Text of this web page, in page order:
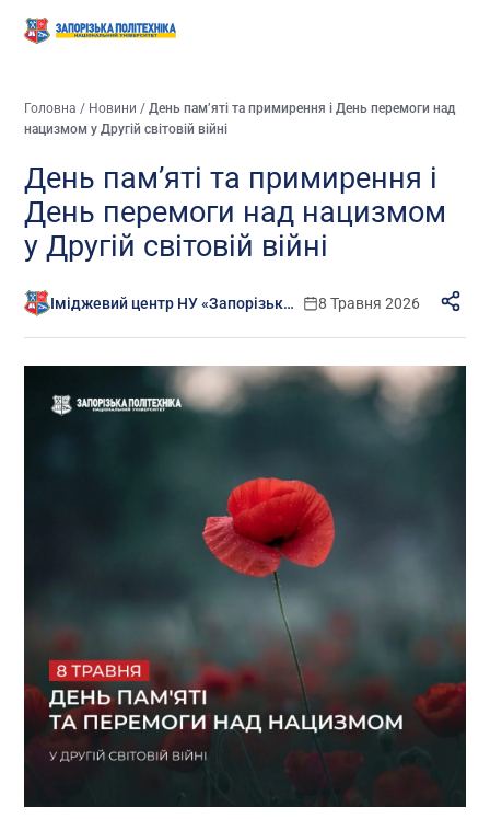
Головна / Новини /День пам’яті та примирення і День перемоги над
нацизмом у Другій світовій війні
День пам’яті та примирення і
День перемоги над нацизмом
у Другій світовій війні
Іміджевий центр НУ «Запорізька політехніка» 8 Травня 2026